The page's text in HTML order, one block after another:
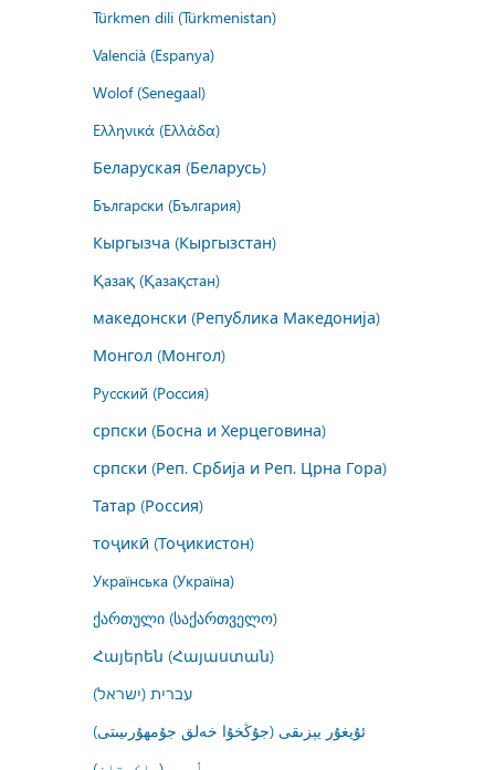
Türkmen dili (Türkmenistan)
Valencià (Espanya)
Wolof (Senegaal)
Ελληνικά (Ελλάδα)
Беларуская (Беларусь)
Български (България)
Кыргызча (Кыргызстан)
Қазақ (Қазақстан)
македонски (Република Македонија)
Монгол (Монгол)
Русский (Россия)
српски (Босна и Херцеговина)
српски (Реп. Србија и Реп. Црна Гора)
Татар (Россия)
тоҷикӣ (Тоҷикистон)
Українська (Україна)
ქართული (საქართველო)
Հայերեն (Հայաստան)
עברית (ישראל)
ئۇيغۇر يېزىقى (جۇڭخۇا خەلق جۇمھۇرىيىتى)